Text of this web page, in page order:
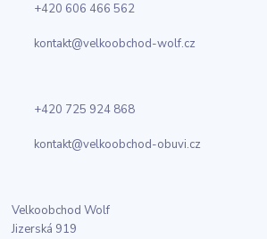
+420 606 466 562
kontakt@velkoobchod-wolf.cz
+420 725 924 868
kontakt@velkoobchod-obuvi.cz
Velkoobchod Wolf
Jizerská 919